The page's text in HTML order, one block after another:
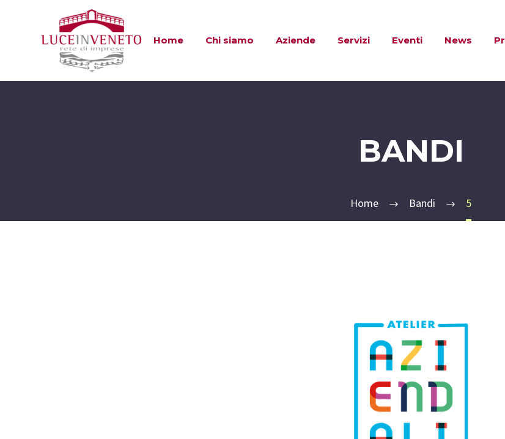
Home Chi siamo Aziende Servizi Eventi News
BANDI
Home Bandi 5